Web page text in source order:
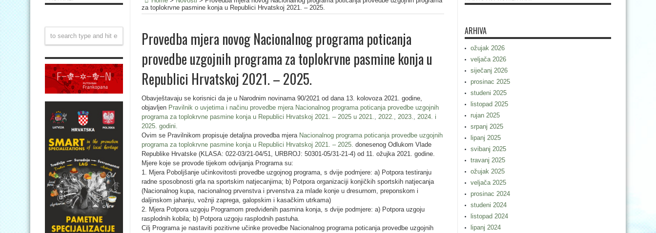
za toplokrvne pasmine konja u Republici Hrvatskoj 2021. – 2025.
Provedba mjera novog Nacionalnog programa poticanja
provedbe uzgojnih programa za toplokrvne pasmine konja u
Republici Hrvatskoj 2021. – 2025.
Obavještavaju se korisnici da je u Narodnim novinama 90/2021 od dana 13. kolovoza 2021. godine,
objavljen Pravilnik o uvjetima i načinu provedbe mjera Nacionalnog programa poticanja provedbe uzgojnih
programa za toplokrvne pasmine konja u Republici Hrvatskoj 2021. – 2025 u 2021., 2022., 2023., 2024. i
2025. godini.
Ovim se Pravilnikom propisuje detaljna provedba mjera Nacionalnog programa poticanja provedbe uzgojnih
programa za toplokrvne pasmine konja u Republici Hrvatskoj 2021. – 2025. donesenog Odlukom Vlade
Republike Hrvatske (KLASA: 022-03/21-04/51, URBROJ: 50301-05/31-21-4) od 11. ožujka 2021. godine.
Mjere koje se provode tijekom odvijanja Programa su:
1. Mjera Poboljšanje učinkovitosti provedbe uzgojnog programa, s dvije podmjere: a) Potpora testiranju
radne sposobnosti grla na sportskim natjecanjima; b) Potpora organizaciji konjičkih sportskih natjecanja
(Nacionalnog kupa, nacionalnog prvenstva i prvenstva za mlade konje u dresurnom, preponskom i
daljinskom jahanju, vožnji zaprega, galopskim i kasačkim utrkama)
2. Mjera Potpora uzgoju Programom predviđenih pasmina konja, s dvije podmjere: a) Potpora uzgoju
rasplodnih kobila; b) Potpora uzgoju rasplodnih pastuha.
Cilj Programa je nastaviti pozitivne učinke provedbe Nacionalnog programa poticanja provedbe uzgojnih
ARHIVA
ožujak 2026
veljača 2026
siječanj 2026
prosinac 2025
studeni 2025
listopad 2025
rujan 2025
srpanj 2025
lipanj 2025
svibanj 2025
travanj 2025
ožujak 2025
veljača 2025
prosinac 2024
studeni 2024
listopad 2024
lipanj 2024